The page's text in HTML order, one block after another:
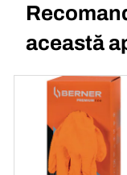
această